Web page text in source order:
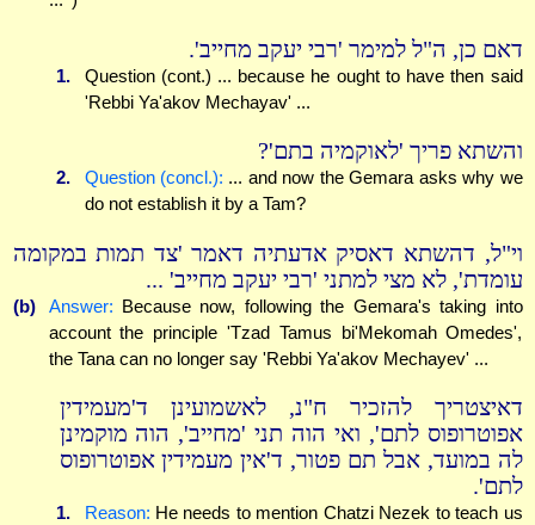
דאם כן, ה"ל למימר 'רבי יעקב מחייב'.
1.
Question (cont.) ... because he ought to have then said
'Rebbi Ya'akov Mechayav' ...
והשתא פריך 'לאוקמיה בתם'?
2. Question (concl.): ... and now the Gemara asks why we
do not establish it by a Tam?
וי"ל, דהשתא דאסיק אדעתיה דאמר 'צד תמות במקומה
עומדת', לא מצי למתני 'רבי יעקב מחייב' ...
(b) Answer: Because now, following the Gemara's taking into
account the principle 'Tzad Tamus bi'Mekomah Omedes',
the Tana can no longer say 'Rebbi Ya'akov Mechayev' ...
דאיצטריך להזכיר ח"נ, לאשמועינן ד'מעמידין
אפוטרופוס לתם', ואי הוה תני 'מחייב', הוה מוקמינן
לה במועד, אבל תם פטור, ד'אין מעמידין אפוטרופוס
לתם'.
1. Reason: He needs to mention Chatzi Nezek to teach us